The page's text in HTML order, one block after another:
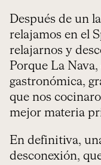
Después de un
relajamos en el
relajarnos y
Porque La
gastronómica,
que nos
mejor materia
En definitiva,
desconexión,